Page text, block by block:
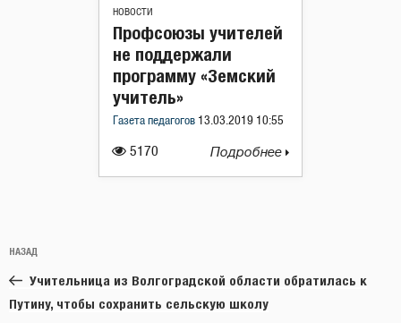
НОВОСТИ
5170
Профсоюзы учителей
не поддержали
программу «Земский
учитель»
Газета педагогов 13.03.2019 10:55
Подробнее
по
записям
Предыдущая
запись:
НАЗАД
Учительница из Волгоградской области обратилась к
Путину, чтобы сохранить сельскую школу